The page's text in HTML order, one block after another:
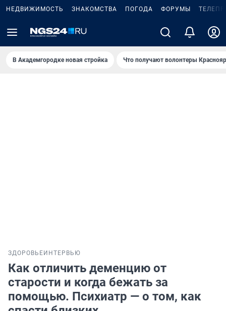
НЕДВИЖИМОСТЬ ЗНАКОМСТВА ПОГОДА ФОРУМЫ
В Академгородке новая стройка Что получают волонтеры
ЗДОРОВЬЕ ИНТЕРВЬЮ
Как отличить деменцию от
старости и когда бежать за
помощью. Психиатр — о том, как